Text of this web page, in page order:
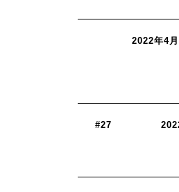
2022年4月
#27